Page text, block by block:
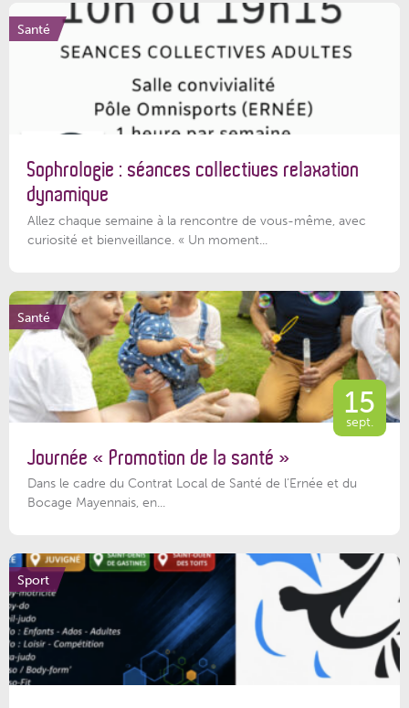
Santé
Sophrologie : séances collectives relaxation
dynamique
Allez chaque semaine à la rencontre de vous-même, avec
curiosité et bienveillance. « Un moment...
Santé
15
sept.
Journée « Promotion de la santé »
Dans le cadre du Contrat Local de Santé de l’Ernée et du
Bocage Mayennais, en...
Sport